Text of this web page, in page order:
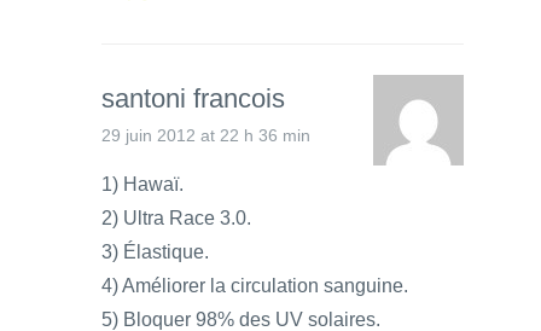
santoni francois
29 juin 2012 at 22 h 36 min
1) Hawaï.
2) Ultra Race 3.0.
3) Élastique.
4) Améliorer la circulation sanguine.
5) Bloquer 98% des UV solaires.